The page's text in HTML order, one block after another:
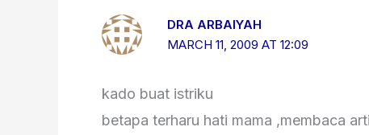
DRA ARBAIYAH
MARCH 11, 2009 AT 12:09
kado buat istriku
betapa terharu hati mama ,membaca